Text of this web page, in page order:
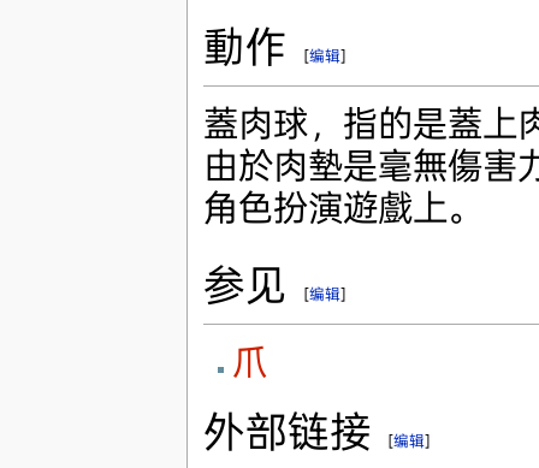
動作 [编辑]
蓋肉球，指的是蓋上
由於肉墊是毫無傷害
角色扮演遊戲上。
参见 [编辑]
爪
外部链接 [编辑]